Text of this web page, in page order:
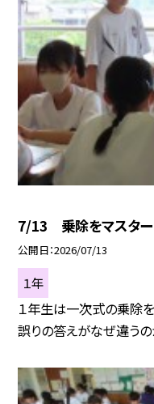
7/13 乗除をマスター
公開日 2026/07/13
１年
１年生は一次式の乗除
誤りの答えがなぜ違う